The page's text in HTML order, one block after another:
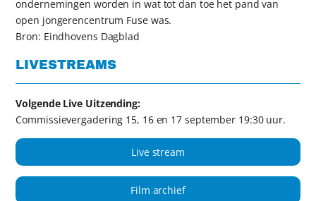
ondernemingen worden in wat tot dan toe het pand van
open jongerencentrum Fuse was.
Bron: Eindhovens Dagblad
LIVESTREAMS
Volgende Live Uitzending:
Commissievergadering 15, 16 en 17 september 19:30 uur.
Live stream
Film archief